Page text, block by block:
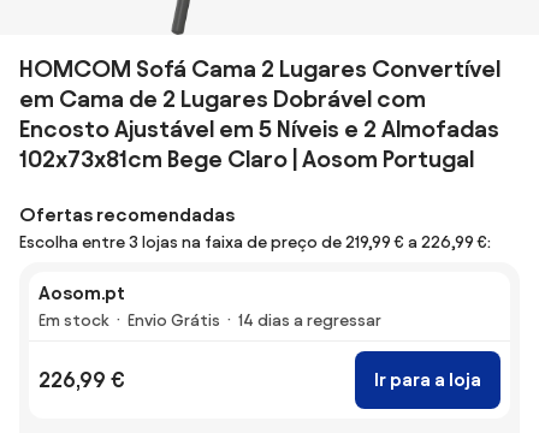
HOMCOM Sofá Cama 2 Lugares Convertível
em Cama de 2 Lugares Dobrável com
Encosto Ajustável em 5 Níveis e 2 Almofadas
102x73x81cm Bege Claro | Aosom Portugal
Ofertas recomendadas
Escolha entre 3 lojas na faixa de preço de 219,99 € a 226,99 €:
Aosom.pt
Em stock Envio Grátis 14 dias a regressar
226,99 € Ir para a loja